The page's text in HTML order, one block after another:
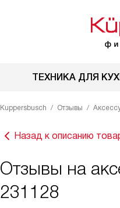
ТЕХНИКА ДЛЯ
Kuppersbusch Отзывы
Назад к описанию
Отзывы на
231128